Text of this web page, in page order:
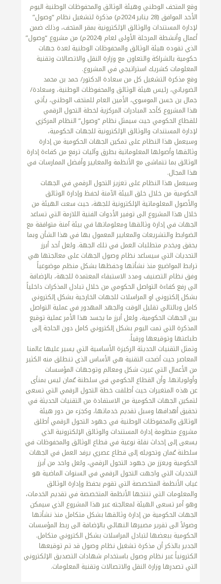
وقع المتحف الوطني وهيئة الوثائق والمحفوظات الوطنية اليوم
الأحد الموافق (28 يناير 2024م) مذكرة لتشغيل نظام “وصول”
لإدارة المستندات والوثائق الإلكترونية بمقر المتحف، وذلك ضمن
أعمال وأنشطة المرحلة الأولى لعام (2024م) من مشروع “وصول”
الذي تقوده هيئة الوثائق والمحفوظات الوطنية لعدة جهات
حكومية بالشراكة والتعاون مع وزارة النقل والاتصالات وتقنية
المعلومات كشريك استراتيجي في المشروع.
وقع مذكرة التشغيل كل من سعادة الدكتور/ حمد بن محمد
الضوياني، رئيس هيئة الوثائق والمحفوظات الوطنية، وسعادة/
جمال بن حسن الموسوي، الأمين العام للمتحف الوطني، يأتي
هذا المشروع كأحد المبادرات المركزية لخطة التحول الرقمي
للقطاع الحكومي حيث سيمثل نظام “وصول” النظام المركزي
لإدارة المستندات والوثائق الإلكترونية للجهات الحكومية،
وسيعمل هذا النظام على تمكين الجهات الحكومية من إدارة
وثائقها وأصولها المعلوماتية بطرق وآليات ترفع من كفاءة إدارة
الوثائق بما تتماشى مع الأنظمة والمعايير وأفضل الممارسات في
هذا المجال.
وسيعمل هذا النظام على تعزيز التحول الرقمي في الجهات
الحكومية من خلال خلق البيئة الآمنة لحفظ وإدارة الوثائق
والأصول المعلوماتية الإلكترونية للجهة، حيث سعت الهيئة من
خلال هذا المشروع الى توفير الأدوات الفنية اللازمة التي تساعد
الجهات في إدارة وثائقها ومعلوماتها في بيئة آمنة متوافقة مع
الضوابط والتشريعات والمعايير المعمول بها في هذا الشأن وبما
يحقق ويخدم متطلبات العمل في تلك الجهة. ولعل أحد أبرز
التحديات التي سيساعد نظام وصول الجهات على معالجتها هي
ترابط المواضيع منذ نشأتها وحفظها بشكل منظم موضوعياً
وفق نظام التصنيف ومدد الاستبقاء المعتمدة للجهة، بالإضافة
الى رفع كفاءة التواصل الحكومي من خلال تبادل المذكرات داخلياً
بشكل إلكتروني او المراسلات للجهات الخارجية بشكل إلكتروني
كامل وبالتالي تقليل الوقت والجهد المهدور في عملية التواصل
بين الجهات الحكومية، ولعل أبرز ما يجسد هذا الأمر عملية توقيع
المذكرة التي تمت اليوم بشكل إلكتروني كامل دون الحاجة إلى
طباعتها وتوقيعها ورقياً.
وتمثل التقنيات الحديثة الركيزة الأساسية التي يسير عليها عالمنا
المعاصر حيث أضحت التقنية هي الأساس الذي تنطلق منه الكثير
من الأعمال التي غيرت شكل ومعالم وتوجهات المؤسسات
وأولوياتها. وأن القطاع الحكومي في سلطنة عُمان ليس بمنأى
عن هذه المتغيرات حيث أطلقت خطة التحول الرقمي التي تسعى
لتمكين الجهات الحكومية من الاستفادة من التقنيات الحديثة في
تحقيق أهدافها وسبل تقديم خدماتها، وكجزء من دور هيئة
الوثائق والمحفوظات الوطنية في جهود التحول الرقمي أطلق
مشروع منظومة إدارة المستندات والوثائق الإلكترونية الذي
يسعى إلى إحداث نقلة نوعية في قطاع الوثائق والمحفوظات في
سلطنة عُمان وتحويله إلى قطاع عصري يرفد العمل في الجهات
الحكومية ويعزز من جهود التحول الرقمي، ولعل واحد من أبرز
التحديات التي واجهت التحول الرقمي في السنوات الماضية هو
غياب الأنظمة المتخصصة التي تقوم بحفظ وإدارة الوثائق
والمعلومات التي تنتجها الأنظمة المتخصصة في تقديم الخدمات،
وهو أمر تسعى الهيئة لمعالجته عبر هذا المشروع الذي سيمكن
الجهات الحكومية من إدارة وثائقها بشكل متكامل منذ نشأتها
وصولاً الى تقرير مصيرها النهائي بالإضافة الى ربط المؤسسات
الحكومية ببعضها لتبادل المراسلات بشكل الكتروني متكامل.
الجدير بالذكر أن مذكرة تشغيل نظام وصول قد تم توقيعها
الكترونياً عبر نظام وصول باستخدام شهادات التصديق الإلكتروني
التي تصدرها وزارة النقل والاتصالات وتقنية المعلومات.